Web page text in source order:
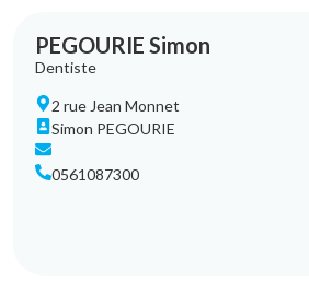
PEGOURIE Simon
Dentiste
2 rue Jean Monnet
Simon PEGOURIE
0561087300